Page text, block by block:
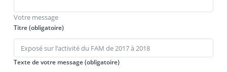
Votre message
Titre (obligatoire)
Texte de votre message (obligatoire)